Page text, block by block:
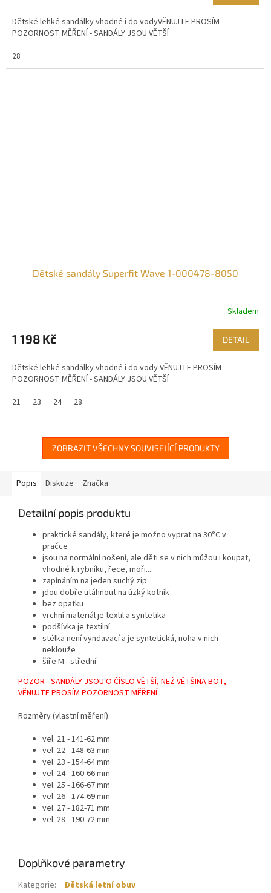
Dětské lehké sandálky vhodné i do vodyVĚNUJTE PROSÍM
POZORNOST MĚŘENÍ - SANDÁLY JSOU VĚTŠÍ
28
Dětské sandály Superfit Wave 1-000478-8050
Skladem
1 198 Kč DETAIL
Dětské lehké sandálky vhodné i do vody VĚNUJTE PROSÍM
POZORNOST MĚŘENÍ - SANDÁLY JSOU VĚTŠÍ
21
23 24 28
ZOBRAZIT VŠECHNY SOUVISEJÍCÍ PRODUKTY
Popis Diskuze Značka
Detailní popis produktu
praktické sandály, které je možno vyprat na 30°C v
pračce
jsou na normální nošení, ale děti se v nich můžou i koupat,
vhodné k rybníku, řece, moři....
zapínáním na jeden suchý zip
jdou dobře utáhnout na úzký kotník
bez opatku
vrchní materiál je textil a syntetika
podšívka je textilní
stélka není vyndavací a je syntetická, noha v nich
neklouže
šíře M - střední
POZOR - SANDÁLY JSOU O ČÍSLO VĚTŠÍ, NEŽ VĚTŠINA BOT,
VĚNUJTE PROSÍM POZORNOST MĚŘENÍ
Rozměry (vlastní měření):
vel. 21 - 141-62 mm
vel. 22 - 148-63 mm
vel. 23 - 154-64 mm
vel. 24 - 160-66 mm
vel. 25 - 166-67 mm
vel. 26 - 174-69 mm
vel. 27 - 182-71 mm
vel. 28 - 190-72 mm
Doplňkové parametry
Kategorie:
Dětská letní obuv